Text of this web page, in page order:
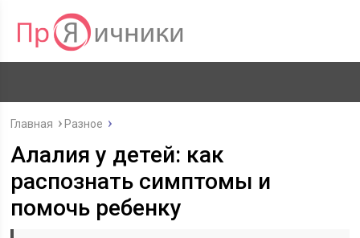
Главная Разное
Алалия у детей: как
распознать симптомы и
помочь ребенку